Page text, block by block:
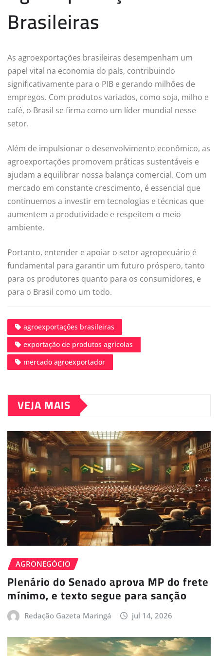
Brasileiras
As agroexportações brasileiras desempenham um
papel vital na economia do país, contribuindo
significativamente para o PIB e gerando milhões de
empregos. Com produtos variados, como soja, milho e
café, o Brasil se firma como um líder mundial nesse
setor.
Além de impulsionar o desenvolvimento econômico, as
agroexportações promovem práticas sustentáveis e
ajudam a equilibrar nossa balança comercial. Com um
mercado em constante crescimento, é essencial que
continuemos a investir em tecnologias e técnicas que
aumentem a produtividade e respeitem o meio
ambiente.
Portanto, entender e apoiar o setor agropecuário é
fundamental para garantir um futuro próspero, tanto
para os produtores quanto para os consumidores, e
para o Brasil como um todo.
agroexportações brasileiras
exportação de produtos agrícolas
mercado agroexportador
VEJA MAIS
AGRONEGÓCIO
Plenário do Senado aprova MP do frete
mínimo, e texto segue para sanção
Redação Gazeta Maringá jul 14, 2026